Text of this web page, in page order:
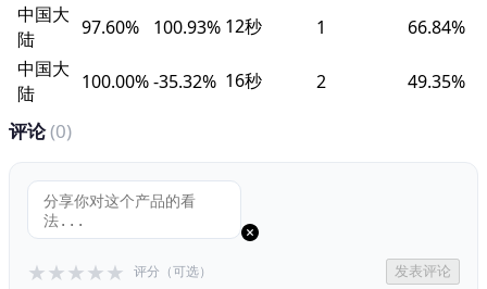
中国大
陆
97.60% 100.93% 12秒 1
66.84%
中国大
陆
100.00%-35.32% 16秒 2 49.35%
评论(0)
★★★★★ 评分（可选） 发表评论